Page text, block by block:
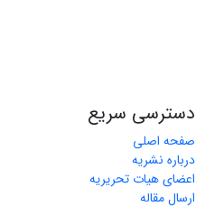
دسترسی سریع
صفحه اصلی
درباره نشریه
اعضای هیات تحریریه
ارسال مقاله